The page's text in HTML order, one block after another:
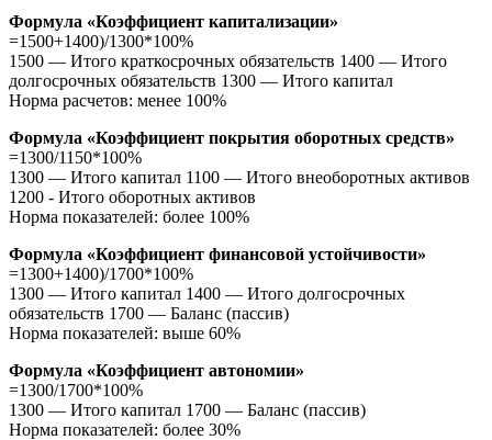
Формула «Коэффициент капитализации»
=1500+1400)/1300*100%
1500 — Итого краткосрочных обязательств 1400 — Итого
долгосрочных обязательств 1300 — Итого капитал
Норма расчетов: менее 100%
Формула «Коэффициент покрытия оборотных средств»
=1300/1150*100%
1300 — Итого капитал 1100 — Итого внеоборотных активов
1200 - Итого оборотных активов
Норма показателей: более 100%
Формула «Коэффициент финансовой устойчивости»
=1300+1400)/1700*100%
1300 — Итого капитал 1400 — Итого долгосрочных
обязательств 1700 — Баланс (пассив)
Норма показателей: выше 60%
Формула «Коэффициент автономии»
=1300/1700*100%
1300 — Итого капитал 1700 — Баланс (пассив)
Норма показателей: более 30%